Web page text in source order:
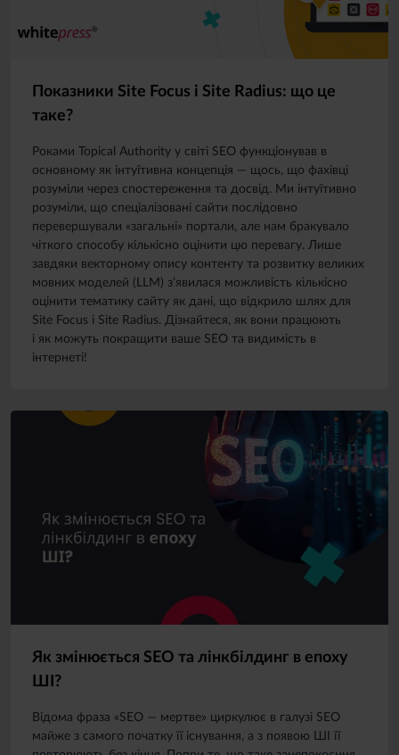
Показники Site Focus і Site Radius: що це
таке?
Роками Topical Authority у світі SEO функціонував в
основному як інтуїтивна концепція — щось, що фахівці
розуміли через спостереження та досвід. Ми інтуїтивно
розуміли, що спеціалізовані сайти послідовно
перевершували «загальні» портали, але нам бракувало
чіткого способу кількісно оцінити цю перевагу. Лише
завдяки векторному опису контенту та розвитку великих
мовних моделей (LLM) з’явилася можливість кількісно
оцінити тематику сайту як дані, що відкрило шлях для
Site Focus і Site Radius. Дізнайтеся, як вони працюють
і як можуть покращити ваше SEO та видимість в
інтернеті!
Як змінюється SEO та лінкбілдинг в епоху
ШІ?
Відома фраза «SEO — мертве» циркулює в галузі SEO
майже з самого початку її існування, а з появою ШІ її